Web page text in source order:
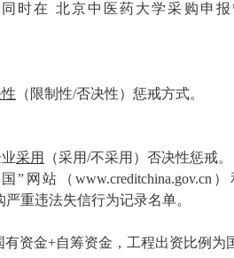
并同时在 北京中医药大学采购申
（限制性/否决性）惩戒方式。
采用
（采用/不采用）否决性惩戒。
网站（www.creditchina.gov.cn
严重违法失信行为记录名单。
资金+自筹资金，工程出资比例为